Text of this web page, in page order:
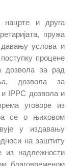
нацрте и друга
пружа
услова и
процене
дозвола за рад
дозвола за
IPPC дозвола и
уговоре из
се о њиховом
у издавању
на заштиту
из надлежности
благовременом